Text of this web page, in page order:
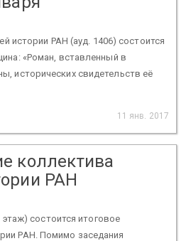
истории РАН (ауд. 1406) состоится
«Роман, вставленный в
исторических свидетельств её
11 янв. 2017
коллектива
РАН
состоится итоговое
РАН. Помимо заседания